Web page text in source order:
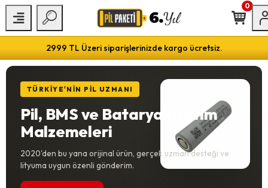
2999 TL Üzeri siparişlerinizde kargo ücretsiz.
0
TÜRKİYE'NİN PİL UZMANI
Pil, BMS ve Batarya Üretim
Malzemeleri
2020'den bu yana orijinal ürün, gerçek uzman desteği ve
lityuma uygun özenli gönderim.